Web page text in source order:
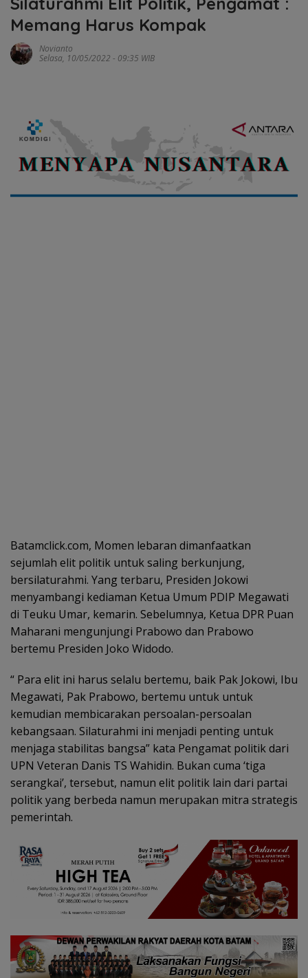
Memang Harus Kompak
Novianto
Selasa, 10/05/2022 - 09:35 WIB
Batamclick.com, Momen lebaran dimanfaatkan
sejumlah elit politik untuk saling berkunjung,
bersilaturahmi. Yang terbaru, Presiden Jokowi
menyambangi kediaman Ketua Umum PDIP Megawati
di Teuku Umar, kemarin. Sebelumnya, Ketua DPR Puan
Maharani mengunjungi Prabowo dan Prabowo
bertemu Presiden Joko Widodo.
“ Para elit ini harus selalu bertemu, baik Pak Jokowi, Ibu
Megawati, Pak Prabowo, bertemu untuk untuk
kemudian membicarakan persoalan-persoalan
kebangsaan. Silaturahmi ini menjadi penting untuk
menjaga stabilitas bangsa” kata Pengamat politik dari
UPN Veteran Danis TS Wahidin. Bukan cuma ‘tiga
serangkai’, tersebut, namun elit politik lain dari partai
politik yang berbeda namun merupakan mitra strategis
pemerintah.